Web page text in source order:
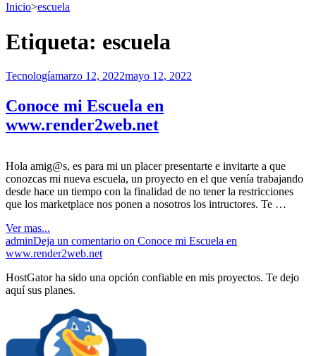
Inicio>escuela
Etiqueta: escuela
Tecnologíamarzo 12, 2022mayo 12, 2022
Conoce mi Escuela en
www.render2web.net
Hola amig@s, es para mi un placer presentarte e invitarte a que
conozcas mi nueva escuela, un proyecto en el que venía trabajando
desde hace un tiempo con la finalidad de no tener la restricciones
que los marketplace nos ponen a nosotros los intructores. Te …
Ver mas...
adminDeja un comentario on Conoce mi Escuela en
www.render2web.net
HostGator ha sido una opción confiable en mis proyectos. Te dejo
aquí sus planes.